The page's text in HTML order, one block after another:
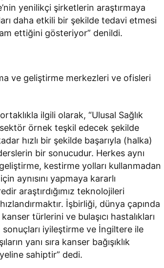
yenilikçi şirketlerin araştırmaya
daha etkili bir şekilde tedavi etmesi
ettiğini gösteriyor” denildi.
ve geliştirme merkezleri ve ofisleri
ilgili olarak, “Ulusal Sağlık
örnek teşkil edecek şekilde
hızlı bir şekilde başarıyla (halka)
bir sonucudur. Herkes aynı
kestirme yolları kullanmadan
aynısını yapmaya kararlı
araştırdığımız teknolojileri
İşbirliği, dünya çapında
türlerini ve bulaşıcı hastalıkları
iyileştirme ve İngiltere ile
yanı sıra kanser bağışıklık
sahiptir” dedi.